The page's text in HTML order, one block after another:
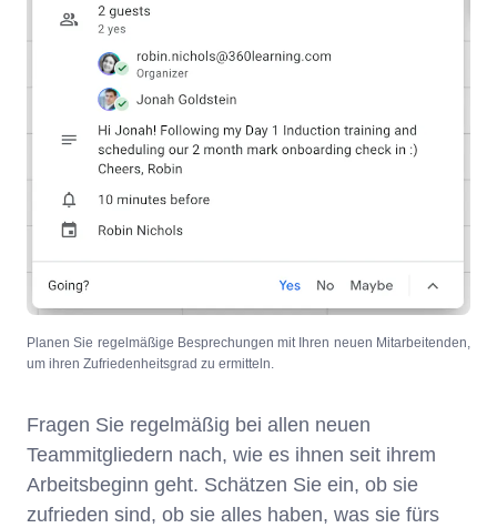
Planen Sie regelmäßige Besprechungen mit Ihren neuen Mitarbeitenden,
um ihren Zufriedenheitsgrad zu ermitteln.
Fragen Sie regelmäßig bei allen neuen
Teammitgliedern nach, wie es ihnen seit ihrem
Arbeitsbeginn geht. Schätzen Sie ein, ob sie
zufrieden sind, ob sie alles haben, was sie fürs